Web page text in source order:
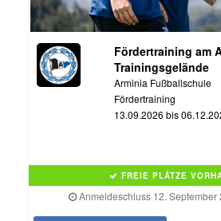
Fördertraining am
Trainingsgelände
Arminia Fußballschule
Fördertraining
13.09.2026 bis
FREIE PLÄTZE
Anmeldeschluss 12. September